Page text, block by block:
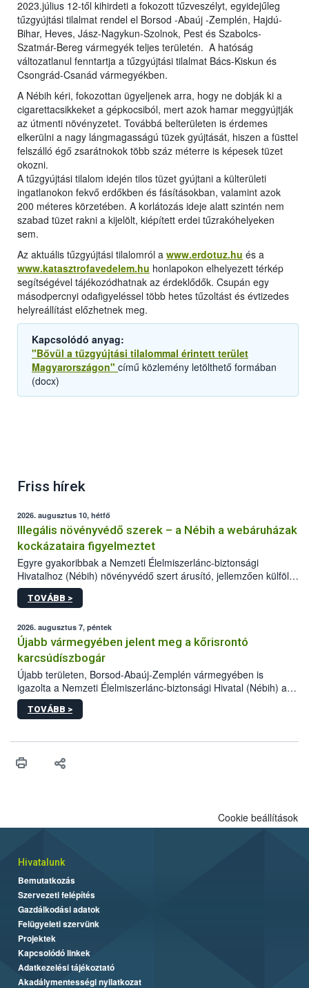
2023.július 12-től kihirdeti a fokozott tűzveszélyt, egyidejűleg
tűzgyújtási tilalmat rendel el Borsod -Abaúj -Zemplén, Hajdú-
Bihar, Heves, Jász-Nagykun-Szolnok, Pest és Szabolcs-
Szatmár-Bereg vármegyék teljes területén. A hatóság
változatlanul fenntartja a tűzgyújtási tilalmat Bács-Kiskun és
Csongrád-Csanád vármegyékben.
A Nébih kéri, fokozottan ügyeljenek arra, hogy ne dobják ki a
cigarettacsikkeket a gépkocsiból, mert azok hamar meggyújtják
az útmenti növényzetet. Továbbá belterületen is érdemes
elkerülni a nagy lángmagasságú tüzek gyújtását, hiszen a füsttel
felszálló égő zsarátnokok több száz méterre is képesek tüzet
okozni.
A tűzgyújtási tilalom idején tilos tüzet gyújtani a külterületi
ingatlanokon fekvő erdőkben és fásításokban, valamint azok
200 méteres körzetében. A korlátozás ideje alatt szintén nem
szabad tüzet rakni a kijelölt, kiépített erdei tűzrakóhelyeken
sem.
Az aktuális tűzgyújtási tilalomról a www.erdotuz.hu és a
www.katasztrofavedelem.hu honlapokon elhelyezett térkép
segítségével tájékozódhatnak az érdeklődők. Csupán egy
másodpercnyi odafigyeléssel több hetes tűzoltást és évtizedes
helyreállítást előzhetnek meg.
Kapcsolódó anyag:
"Bővül a tűzgyújtási tilalommal érintett terület
Magyarországon" című közlemény letölthető formában
(docx)
Friss hírek
2026. augusztus 10, hétfő
Illegális növényvédő szerek – a Nébih a webáruházak
kockázataira figyelmeztet
Egyre gyakoribbak a Nemzeti Élelmiszerlánc-biztonsági
Hivatalhoz (Nébih) növényvédő szert árusító, jellemzően külföldi
honlapok kapcsán érkező bejelentések. Emellett az ilyen
termékeket kínáló kéretlen online reklámok mennyisége is
összegyűjtötte az illegális növényvédő szerek kapcsán
előforduló árulkodó jeleket, valamint a webáruházakból való
vásárlás kockázatait.
TOVÁBB >
2026. augusztus 7, péntek
Újabb vármegyében jelent meg a kőrisrontó
karcsúdíszbogár
Újabb területen, Borsod-Abaúj-Zemplén vármegyében is
igazolta a Nemzeti Élelmiszerlánc-biztonsági Hivatal (Nébih) a
kőrisrontó karcsúdíszbogár (Agrilus planipennis) jelenlétét. A
kártevőt nem csak színcsapdában találták meg, de már fertőzött
az intenzív felderítést, emellett az intézkedéseket a szlovák
TOVÁBB >
Cookie beállítások
Hivatalunk
Bemutatkozás
Szervezeti felépítés
Gazdálkodási adatok
Felügyeleti szervünk
Projektek
Kapcsolódó linkek
Adatkezelési tájékoztató
Akadálymentességi nyilatkozat